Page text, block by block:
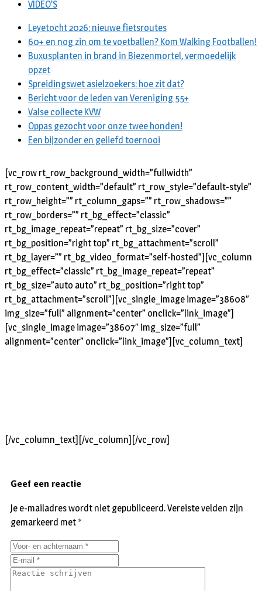
VIDEO’S
Leyetocht 2026: nieuwe fietsroutes
60+ en nog zin om te voetballen? Kom Walking Footballen!
Buxusplanten in brand in Biezenmortel, vermoedelijk
opzet
Spreidingswet asielzoekers: hoe zit dat?
Bericht voor de leden van Vereniging 55+
Valse collecte KVW
Oppas gezocht voor onze twee honden!
Een bijzonder en geliefd toernooi
[vc_row rt_row_background_width=”fullwidth”
rt_row_content_width=”default” rt_row_style=”default-style”
rt_row_height=”” rt_column_gaps=”” rt_row_shadows=””
rt_row_borders=”” rt_bg_effect=”classic”
rt_bg_image_repeat=”repeat” rt_bg_size=”cover”
rt_bg_position=”right top” rt_bg_attachment=”scroll”
rt_bg_layer=”” rt_bg_video_format=”self-hosted”][vc_column
rt_bg_effect=”classic” rt_bg_image_repeat=”repeat”
rt_bg_size=”auto auto” rt_bg_position=”right top”
rt_bg_attachment=”scroll”][vc_single_image image=”38608″
img_size=”full” alignment=”center” onclick=”link_image”]
[vc_single_image image=”38607″ img_size=”full”
alignment=”center” onclick=”link_image”][vc_column_text]
[/vc_column_text][/vc_column][/vc_row]
Geef een reactie
Je e-mailadres wordt niet gepubliceerd.Vereiste velden zijn
gemarkeerd met *